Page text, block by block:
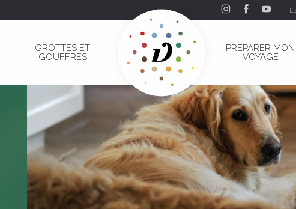
GROTTES ET
GOUFFRES
PRÉPARER MON
VOYAGE